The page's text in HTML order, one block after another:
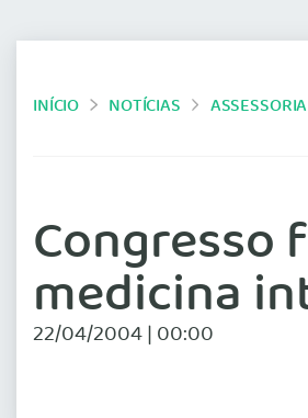
INÍCIO NOTÍCIAS
Congresso
medicina
22/04/2004 | 00:00